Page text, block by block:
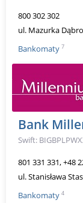
800 302 302
ul. Mazurka
Bankomaty 7
Bank
Swift:
801 331 331, +48
ul. Stanisława
Bankomaty 4